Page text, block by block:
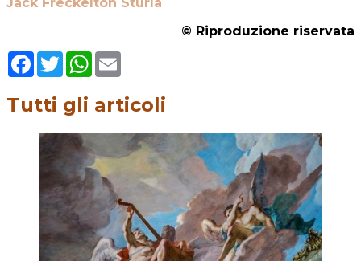
Jack Freckelton Sturla
© Riproduzione riservata
Facebook
TwitterWhatsApp
Tutti gli articoli